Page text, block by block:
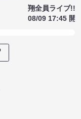
翔全員ライブ!!!
08/09 17:45 開